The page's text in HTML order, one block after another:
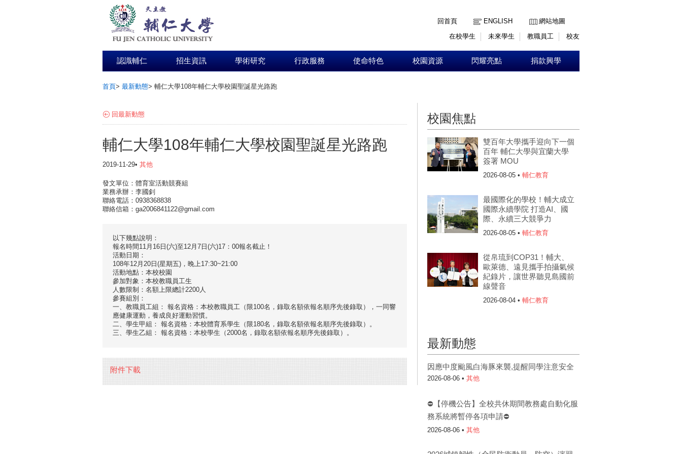
回首頁
ENGLISH
網站地圖
在校學生
未來學生 教職員工 校友
認識輔仁 招生資訊 學術研究 行政服務 使命特色 校園資源 閃耀亮點 捐款興學
首頁> 最新動態> 輔仁大學108年輔仁大學校園聖誕星光路跑
回最新動態
輔仁大學108年輔仁大學校園聖誕星光路跑
2019-11-29• 其他
發文單位：體育室活動競賽組
業務承辦：李國釗
聯絡電話：0938368838
聯絡信箱：ga2006841122@gmail.com
以下幾點說明：
報名時間11月16日(六)至12月7日(六)17：00報名截止！
活動日期：
108年12月20日(星期五)，晚上17:30~21:00
活動地點：本校校園
參加對象：本校教職員工生
人數限制：名額上限總計2200人
參賽組別：
一、教職員工組： 報名資格：本校教職員工（限100名，錄取名額依報名順序先後錄取），一同響
應健康運動，養成良好運動習慣。
二、學生甲組： 報名資格：本校體育系學生（限180名，錄取名額依報名順序先後錄取）。
三、學生乙組： 報名資格：本校學生（2000名，錄取名額依報名順序先後錄取）。
附件下載
校園焦點
雙百年大學攜手迎向下一個
百年 輔仁大學與宜蘭大學
簽署 MOU
2026-08-05 • 輔仁教育
最國際化的學校！輔大成立
國際永續學院 打造AI、國
際、永續三大競爭力
2026-08-05 • 輔仁教育
從帛琉到COP31！輔大、
歐萊德、遠見攜手拍攝氣候
紀錄片，讓世界聽見島國前
線聲音
2026-08-04 • 輔仁教育
最新動態
因應中度颱風白海豚來襲,提醒同學注意安全
2026-08-06 • 其他
⛔【停機公告】全校共休期間教務處自動化服
務系統將暫停各項申請⛔
2026-08-06 • 其他